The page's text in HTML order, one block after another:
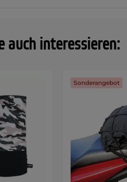
auch interessieren:
Sonderangebot